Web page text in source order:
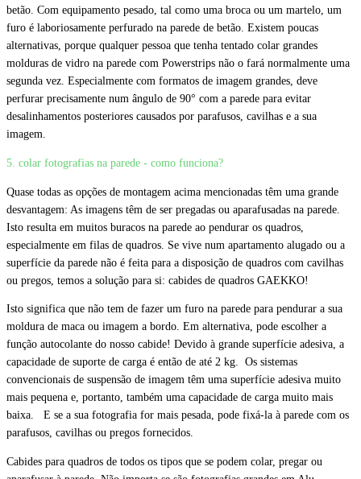
betão. Com equipamento pesado, tal como uma broca ou um martelo, um
furo é laboriosamente perfurado na parede de betão. Existem poucas
alternativas, porque qualquer pessoa que tenha tentado colar grandes
molduras de vidro na parede com Powerstrips não o fará normalmente uma
segunda vez. Especialmente com formatos de imagem grandes, deve
perfurar precisamente num ângulo de 90° com a parede para evitar
desalinhamentos posteriores causados por parafusos, cavilhas e a sua
imagem.
5. colar fotografias na parede - como funciona?
Quase todas as opções de montagem acima mencionadas têm uma grande
desvantagem: As imagens têm de ser pregadas ou aparafusadas na parede.
Isto resulta em muitos buracos na parede ao pendurar os quadros,
especialmente em filas de quadros. Se vive num apartamento alugado ou a
superfície da parede não é feita para a disposição de quadros com cavilhas
ou pregos, temos a solução para si: cabides de quadros GAEKKO!
Isto significa que não tem de fazer um furo na parede para pendurar a sua
moldura de maca ou imagem a bordo. Em alternativa, pode escolher a
função autocolante do nosso cabide! Devido à grande superfície adesiva, a
capacidade de suporte de carga é então de até 2 kg. Os sistemas
convencionais de suspensão de imagem têm uma superfície adesiva muito
mais pequena e, portanto, também uma capacidade de carga muito mais
baixa. E se a sua fotografia for mais pesada, pode fixá-la à parede com os
parafusos, cavilhas ou pregos fornecidos.
Cabides para quadros de todos os tipos que se podem colar, pregar ou